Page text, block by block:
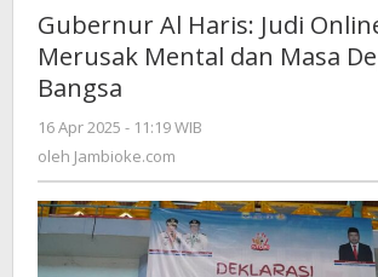
Haris:
Judi
Online
Masa
Depan
Anak
Bangsa
Gubernur Al Haris: Judi
Merusak Mental dan Masa
Bangsa
16 Apr 2025 - 11:19 WIB
oleh Jambioke.com